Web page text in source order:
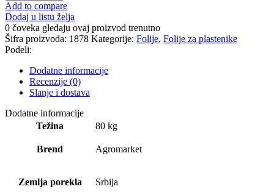
Add to compare
Dodaj u listu želja
0 čoveka gledaju ovaj proizvod trenutno
Šifra proizvoda: 1878 Kategorije: Folije, Folije za plastenike
Podeli:
Dodatne informacije
Recenzije (0)
Slanje i dostava
Dodatne informacije
Težina
80 kg
Brend Agromarket
Zemlja porekla Srbija